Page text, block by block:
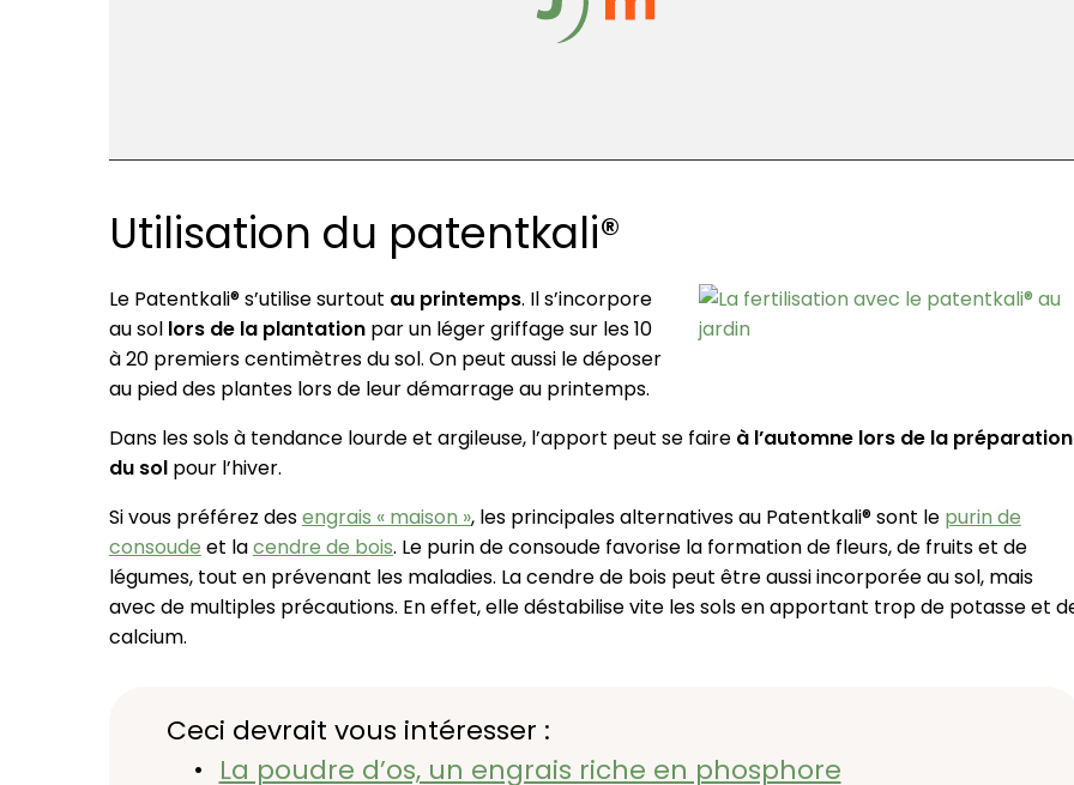
Utilisation du patentkali®
Le Patentkali® s’utilise surtout au printemps. Il s’incorpore
au sol lors de la plantationpar un léger griffage sur les 10
à 20 premiers centimètres du sol. On peut aussi le déposer
au pied des plantes lors de leur démarrage au printemps.
Dans les sols à tendance lourde et argileuse, l’apport peut se faireà l’automne lors de la préparation
du solpour l’hiver.
Si vous préférez desengrais « maison », les principales alternatives au Patentkali® sont le purin de
consoude et lacendre de bois. Le purin de consoude favorise la formation de fleurs, de fruits et de
légumes, tout en prévenant les maladies. La cendre de bois peut être aussi incorporée au sol, mais
avec de multiples précautions. En effet, elle déstabilise vite les sols en apportant trop de potasse et
calcium.
Ceci devrait vous intéresser :
La poudre d’os, un engrais riche en phosphore